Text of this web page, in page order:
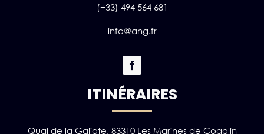
(+33) 494 564 681
info@ang.fr
ITINÉRAIRES
Quai de la Galiote, 83310 Les Marines de Cogolin